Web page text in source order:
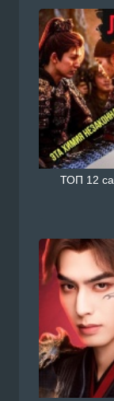
ТОП 12